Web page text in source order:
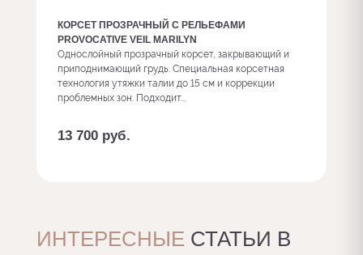
КОРСЕТ ПРОЗРАЧНЫЙ С РЕЛЬЕФАМИ
PROVOCATIVE VEIL MARILYN
Однослойный прозрачный корсет, закрывающий и
приподнимающий грудь. Специальная корсетная
технология утяжки талии до 15 см и коррекции
проблемных зон. Подходит...
13 700 руб.
ИНТЕРЕСНЫЕ СТАТЬИ В